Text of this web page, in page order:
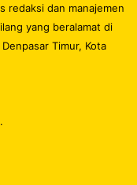
redaksi dan manajemen
yang beralamat di
Timur, Kota